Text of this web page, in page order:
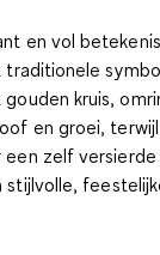
en vol
gouden kruis,
en groei,
zelf
stijlvolle,